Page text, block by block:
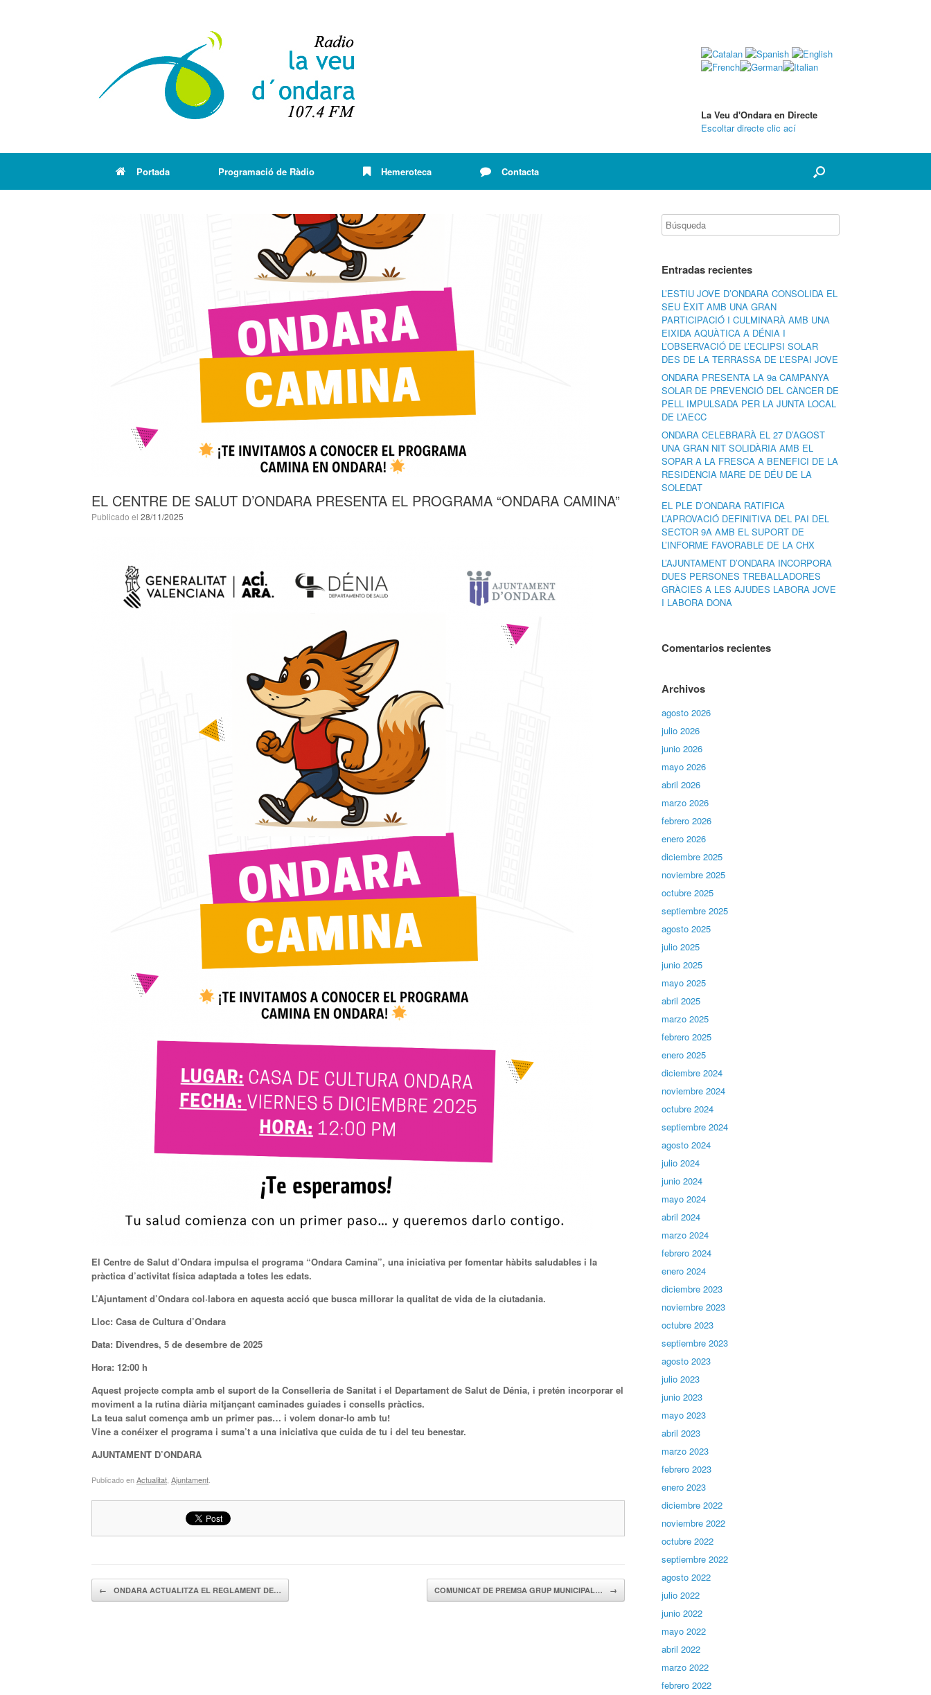
La Veu d'Ondara en Directe
Escoltar directe clic ací
Portada Programació de Ràdio Hemeroteca Contacta
EL CENTRE DE SALUT D’ONDARA PRESENTA EL PROGRAMA “ONDARA CAMINA”
Publicado el 28/11/2025
El Centre de Salut d’Ondara impulsa el programa “Ondara Camina”, una iniciativa per fomentar hàbits saludables i la
pràctica d’activitat física adaptada a totes les edats.
L’Ajuntament d’Ondara col·labora en aquesta acció que busca millorar la qualitat de vida de la ciutadania.
Lloc: Casa de Cultura d’Ondara
Data: Divendres, 5 de desembre de 2025
Hora: 12:00 h
Aquest projecte compta amb el suport de la Conselleria de Sanitat i el Departament de Salut de Dénia, i pretén incorporar el
moviment a la rutina diària mitjançant caminades guiades i consells pràctics.
La teua salut comença amb un primer pas… i volem donar-lo amb tu!
Vine a conéixer el programa i suma’t a una iniciativa que cuida de tu i del teu benestar.
AJUNTAMENT D’ONDARA
Publicado enActualitat Ajuntament
Navegador de artículos
← ONDARA ACTUALITZA EL REGLAMENT DE… COMUNICAT DE PREMSA GRUP MUNICIPAL… →
Entradas recientes
L’ESTIU JOVE D’ONDARA CONSOLIDA EL
SEU ÈXIT AMB UNA GRAN
PARTICIPACIÓ I CULMINARÀ AMB UNA
EIXIDA AQUÀTICA A DÉNIA I
L’OBSERVACIÓ DE L’ECLIPSI SOLAR
DES DE LA TERRASSA DE L’ESPAI JOVE
ONDARA PRESENTA LA 9a CAMPANYA
SOLAR DE PREVENCIÓ DEL CÀNCER DE
PELL IMPULSADA PER LA JUNTA LOCAL
DE L’AECC
ONDARA CELEBRARÀ EL 27 D’AGOST
UNA GRAN NIT SOLIDÀRIA AMB EL
SOPAR A LA FRESCA A BENEFICI DE LA
RESIDÈNCIA MARE DE DÉU DE LA
SOLEDAT
EL PLE D’ONDARA RATIFICA
L’APROVACIÓ DEFINITIVA DEL PAI DEL
SECTOR 9A AMB EL SUPORT DE
L’INFORME FAVORABLE DE LA CHX
L’AJUNTAMENT D’ONDARA INCORPORA
DUES PERSONES TREBALLADORES
GRÀCIES A LES AJUDES LABORA JOVE
I LABORA DONA
Comentarios recientes
Archivos
agosto 2026
julio 2026
junio 2026
mayo 2026
abril 2026
marzo 2026
febrero 2026
enero 2026
diciembre 2025
noviembre 2025
octubre 2025
septiembre 2025
agosto 2025
julio 2025
junio 2025
mayo 2025
abril 2025
marzo 2025
febrero 2025
enero 2025
diciembre 2024
noviembre 2024
octubre 2024
septiembre 2024
agosto 2024
julio 2024
junio 2024
mayo 2024
abril 2024
marzo 2024
febrero 2024
enero 2024
diciembre 2023
noviembre 2023
octubre 2023
septiembre 2023
agosto 2023
julio 2023
junio 2023
mayo 2023
abril 2023
marzo 2023
febrero 2023
enero 2023
diciembre 2022
noviembre 2022
octubre 2022
septiembre 2022
agosto 2022
julio 2022
junio 2022
mayo 2022
abril 2022
marzo 2022
febrero 2022